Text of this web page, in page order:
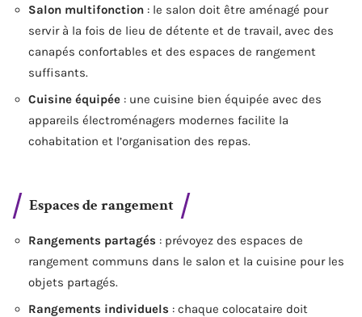
Salon multifonction : le salon doit être aménagé pour
servir à la fois de lieu de détente et de travail, avec des
canapés confortables et des espaces de rangement
suffisants.
Cuisine équipée : une cuisine bien équipée avec des
appareils électroménagers modernes facilite la
cohabitation et l’organisation des repas.
Espaces de rangement
Rangements partagés : prévoyez des espaces de
rangement communs dans le salon et la cuisine pour les
objets partagés.
Rangements individuels : chaque colocataire doit